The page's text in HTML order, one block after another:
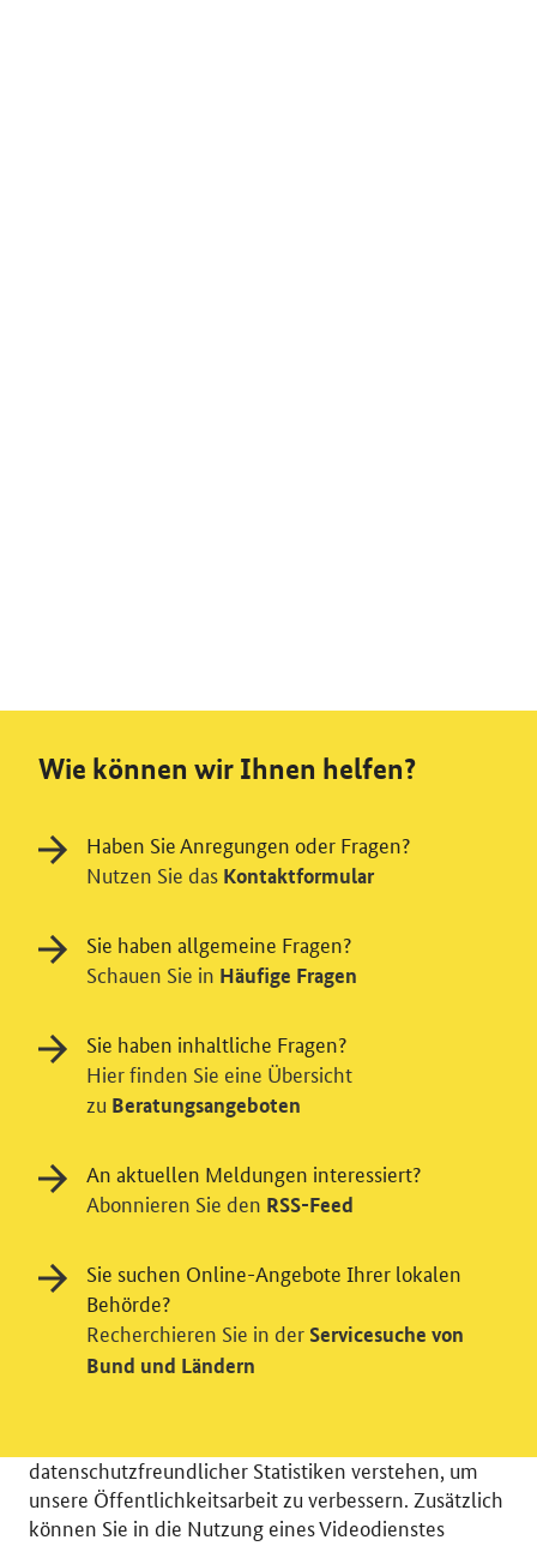
Einwilligung in Tracking und / oder
Videodienst
Wir bitten Sie an dieser Stelle um Ihre Einwilligung für
datenschutzfreundlicher Statistiken verstehen, um
unsere Öffentlichkeitsarbeit zu verbessern. Zusätzlich
können Sie in die Nutzung eines Videodienstes
Wie können wir Ihnen helfen?
Haben Sie Anregungen oder Fragen?
Nutzen Sie das Kontaktformular
Sie haben allgemeine Fragen?
Schauen Sie in Häufige Fragen
Sie haben inhaltliche Fragen?
Hier finden Sie eine Übersicht
zu Beratungsangeboten
An aktuellen Meldungen interessiert?
Abonnieren Sie den RSS-Feed
Sie suchen Online-Angebote Ihrer lokalen
Behörde?
Recherchieren Sie in der Servicesuche von
Bund und Ländern